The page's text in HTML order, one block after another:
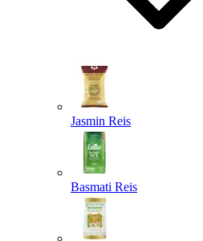
Jasmin Reis
Basmati Reis